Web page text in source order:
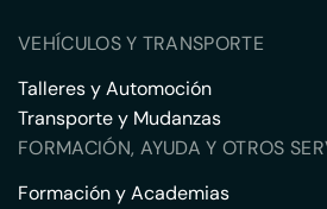
VEHÍCULOS Y TRANSPORTE
Talleres y Automoción
Transporte y Mudanzas
FORMACIÓN, AYUDA Y OTROS
Formación y Academias